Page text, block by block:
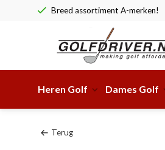
Breed assortiment A-merken!
Heren Golf Dames Golf
Terug